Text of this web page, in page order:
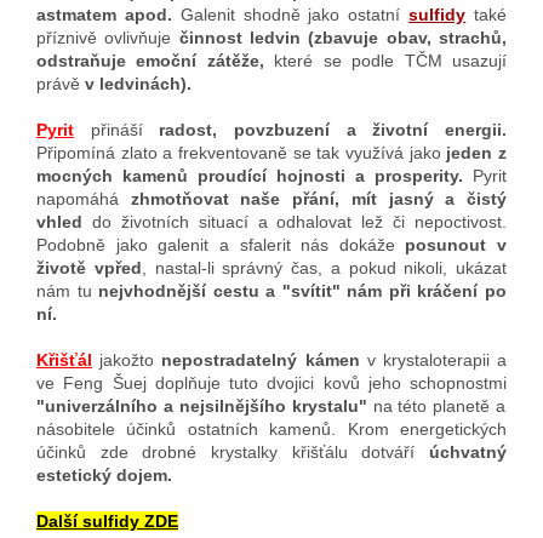
astmatem apod. Galenit shodně jako ostatnísulfidy také
příznivě ovlivňuje činnost ledvin (zbavuje obav, strachů,
odstraňuje emoční zátěže, které se podle TČM usazují
právě v ledvinách).
Pyrit přináší radost, povzbuzení a životní energii.
Připomíná zlato a frekventovaně se tak využívá jako jeden z
mocných kamenů proudící hojnosti a prosperity. Pyrit
napomáhá zhmotňovat naše přání, mít jasný a čistý
vhled do životních situací a odhalovat lež či nepoctivost.
Podobně jako galenit a sfalerit nás dokáže posunout v
životě vpřed, nastal-li správný čas, a pokud nikoli, ukázat
nám tu nejvhodnější cestu a "svítit" nám při kráčení po
ní.
Křišťál jakožto nepostradatelný kámen v krystaloterapii a
ve Feng Šuej doplňuje tuto dvojici kovů jeho schopnostmi
"univerzálního a nejsilnějšího krystalu" na této planetě a
násobitele účinků ostatních kamenů. Krom energetických
účinků zde drobné krystalky křišťálu dotváří úchvatný
estetický dojem.
Další sulfidy ZDE